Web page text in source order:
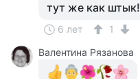
тут же как штык!
6 лет
1
Валентина Рязанова